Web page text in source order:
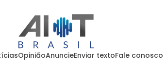
OpiniãoAnuncieEnviar textoFale conosco